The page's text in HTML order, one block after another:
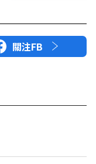
關注FB